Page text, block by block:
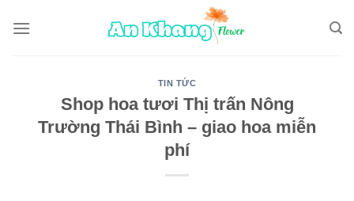
TIN TỨC
Shop hoa tươi Thị trấn Nông
Trường Thái Bình – giao hoa miễn
phí